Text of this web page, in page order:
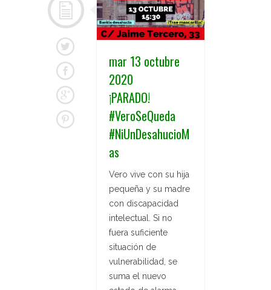
mar 13 octubre
2020
¡PARADO!
#VeroSeQueda
#NiUnDesahucioM
as
Vero vive con su hija
pequeña y su madre
con discapacidad
intelectual. Si no
fuera suficiente
situación de
vulnerabilidad, se
suma el nuevo